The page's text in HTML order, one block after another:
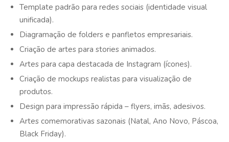
Template padrão para redes sociais (identidade visual
unificada).
Diagramação de folders e panfletos empresariais.
Criação de artes para stories animados.
Artes para capa destacada de Instagram (ícones).
Criação de mockups realistas para visualização de
produtos.
Design para impressão rápida – flyers, imãs, adesivos.
Artes comemorativas sazonais (Natal, Ano Novo, Páscoa,
Black Friday).